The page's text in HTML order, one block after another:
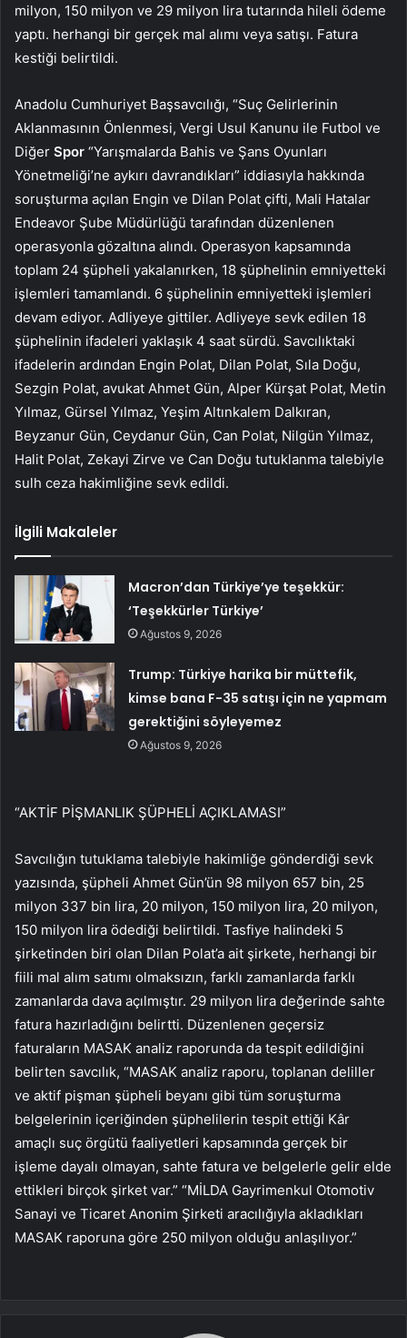
milyon, 150 milyon ve 29 milyon lira tutarında hileli ödeme
yaptı. herhangi bir gerçek mal alımı veya satışı. Fatura
kestiği belirtildi.
Anadolu Cumhuriyet Başsavcılığı, “Suç Gelirlerinin
Aklanmasının Önlenmesi, Vergi Usul Kanunu ile Futbol ve
Diğer Spor “Yarışmalarda Bahis ve Şans Oyunları
Yönetmeliği’ne aykırı davrandıkları” iddiasıyla hakkında
soruşturma açılan Engin ve Dilan Polat çifti, Mali Hatalar
Endeavor Şube Müdürlüğü tarafından düzenlenen
operasyonla gözaltına alındı. Operasyon kapsamında
toplam 24 şüpheli yakalanırken, 18 şüphelinin emniyetteki
işlemleri tamamlandı. 6 şüphelinin emniyetteki işlemleri
devam ediyor. Adliyeye gittiler. Adliyeye sevk edilen 18
şüphelinin ifadeleri yaklaşık 4 saat sürdü. Savcılıktaki
ifadelerin ardından Engin Polat, Dilan Polat, Sıla Doğu,
Sezgin Polat, avukat Ahmet Gün, Alper Kürşat Polat, Metin
Yılmaz, Gürsel Yılmaz, Yeşim Altınkalem Dalkıran,
Beyzanur Gün, Ceydanur Gün, Can Polat, Nilgün Yılmaz,
Halit Polat, Zekayi Zirve ve Can Doğu tutuklanma talebiyle
sulh ceza hakimliğine sevk edildi.
İlgili Makaleler
Macron’dan Türkiye’ye teşekkür:
‘Teşekkürler Türkiye’
Ağustos 9, 2026
Trump: Türkiye harika bir müttefik,
kimse bana F-35 satışı için ne yapmam
gerektiğini söyleyemez
Ağustos 9, 2026
“AKTİF PİŞMANLIK ŞÜPHELİ AÇIKLAMASI”
Savcılığın tutuklama talebiyle hakimliğe gönderdiği sevk
yazısında, şüpheli Ahmet Gün’ün 98 milyon 657 bin, 25
milyon 337 bin lira, 20 milyon, 150 milyon lira, 20 milyon,
150 milyon lira ödediği belirtildi. Tasfiye halindeki 5
şirketinden biri olan Dilan Polat’a ait şirkete, herhangi bir
fiili mal alım satımı olmaksızın, farklı zamanlarda farklı
zamanlarda dava açılmıştır. 29 milyon lira değerinde sahte
fatura hazırladığını belirtti. Düzenlenen geçersiz
faturaların MASAK analiz raporunda da tespit edildiğini
belirten savcılık, “MASAK analiz raporu, toplanan deliller
ve aktif pişman şüpheli beyanı gibi tüm soruşturma
belgelerinin içeriğinden şüphelilerin tespit ettiği Kâr
amaçlı suç örgütü faaliyetleri kapsamında gerçek bir
işleme dayalı olmayan, sahte fatura ve belgelerle gelir elde
ettikleri birçok şirket var.” “MİLDA Gayrimenkul Otomotiv
Sanayi ve Ticaret Anonim Şirketi aracılığıyla akladıkları
MASAK raporuna göre 250 milyon olduğu anlaşılıyor.”